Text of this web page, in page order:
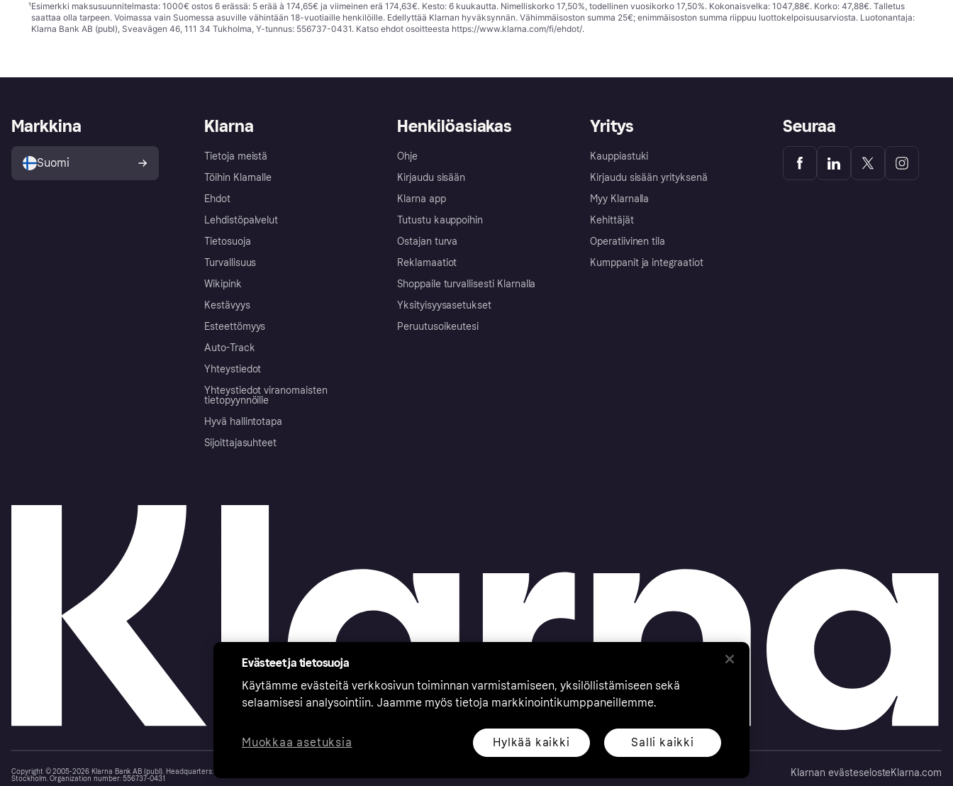
¹Esimerkki maksusuunnitelmasta: 1000€ ostos 6 erässä: 5 erää à 174,65€ ja viimeinen erä 174,63€. Kesto: 6 kuukautta. Nimelliskorko 17,50%, todellinen vuosikorko 17,50%. Kokonaisvelka: 1047,88€. Korko: 47,88€. Talletus
saattaa olla tarpeen. Voimassa vain Suomessa asuville vähintään 18-vuotiaille henkilöille. Edellyttää Klarnan hyväksynnän. Vähimmäisoston summa 25€; enimmäisoston summa riippuu luottokelpoisuusarviosta. Luotonantaja:
Klarna Bank AB (publ), Sveavägen 46, 111 34 Tukholma, Y-tunnus: 556737-0431. Katso ehdot osoitteesta https://www.klarna.com/fi/ehdot/.
Klarna
Tietoja meistä
Töihin Klarnalle
Ehdot
Lehdistöpalvelut
Tietosuoja
Turvallisuus
Wikipink
Kestävyys
Esteettömyys
Auto-Track
Yhteystiedot
Yhteystiedot viranomaisten
tietopyynnöille
Hyvä hallintotapa
Sijoittajasuhteet
Henkilöasiakas
Ohje
Kirjaudu sisään
Klarna app
Tutustu kauppoihin
Ostajan turva
Reklamaatiot
Shoppaile turvallisesti Klarnalla
Yksityisyysasetukset
Peruutusoikeutesi
Yritys
Kauppiastuki
Kirjaudu sisään yrityksenä
Myy Klarnalla
Kehittäjät
Operatiivinen tila
Kumppanit ja integraatiot
Markkina
Suomi
Seuraa
Copyright © 2005-2026 Klarna Bank AB (publ). Headquarters: Stockholm, Sweden. All rights reserved. Klarna Bank AB (publ). Sveavägen 46, 111 34
Stockholm. Organization number: 556737-0431
Klarnan evästeselosteKlarna.com
Evästeet ja tietosuoja
Käytämme evästeitä verkkosivun toiminnan varmistamiseen, yksilöllistämiseen sekä
selaamisesi analysointiin. Jaamme myös tietoja markkinointikumppaneillemme.
Hylkää kaikki Salli kaikki
Muokkaa asetuksia